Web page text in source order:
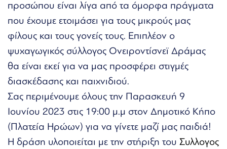
προσώπου είναι λίγα από τα όμορφα πράγματα
που έχουμε ετοιμάσει για τους μικρούς μας
φίλους και τους γονείς τους. Επιπλέον ο
ψυχαγωγικός σύλλογος Ονειροντίσνεϊ Δράμας
θα είναι εκεί για να μας προσφέρει στιγμές
διασκέδασης και παιχνιδιού.
Σας περιμένουμε όλους την Παρασκευή 9
Ιουνίου 2023 στις 19:00 μ.μ στον Δημοτικό Κήπο
(Πλατεία Ηρώων) για να γίνετε μαζί μας παιδιά!
Η δράση υλοποιείται με την στήριξη του Συλλογος